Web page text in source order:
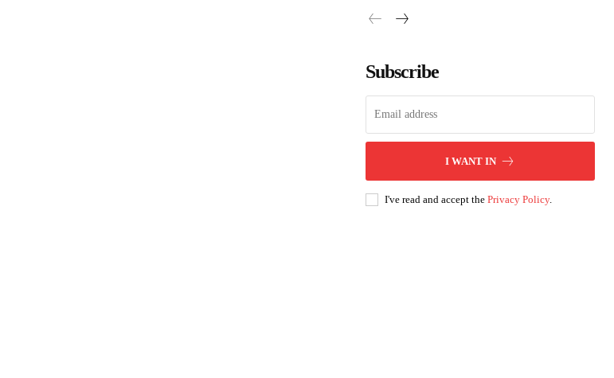
Subscribe
I WANT IN
I've read and accept the Privacy Policy.